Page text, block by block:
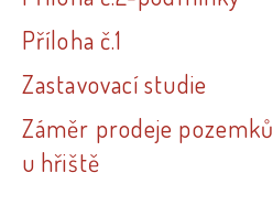
Příloha č.1
Zastavovací studie
Záměr prodeje pozemků
u hřiště